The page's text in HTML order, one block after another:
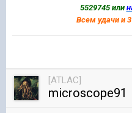
5529745 или
Всем удачи и
[ATLAC]
microscope91